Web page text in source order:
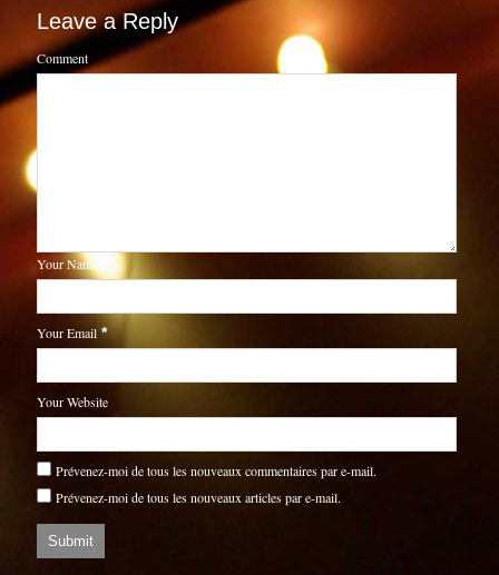
Leave a Reply
Comment
Your Name
Your Email *
Your Website
Prévenez-moi de tous les nouveaux commentaires par e-mail.
Prévenez-moi de tous les nouveaux articles par e-mail.